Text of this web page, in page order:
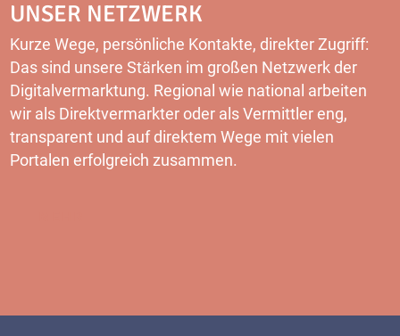
UNSER NETZWERK
Kurze Wege, persönliche Kontakte, direkter Zugriff:
Das sind unsere Stärken im großen Netzwerk der
Digitalvermarktung. Regional wie national arbeiten
wir als Direktvermarkter oder als Vermittler eng,
transparent und auf direktem Wege mit vielen
Portalen erfolgreich zusammen.